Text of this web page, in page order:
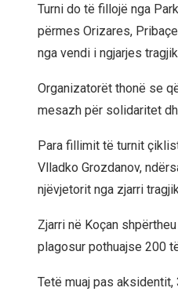
Turni do të fillojë nga
përmes Orizares,
nga vendi i ngjarjes
Organizatorët thonë se
mesazh për solidaritet
Para fillimit të turnit
Vlladko Grozdanov,
njëvjetorit nga zjarri
Zjarri në Koçan
plagosur pothuajse 200
Tetë muaj pas aksidentit,